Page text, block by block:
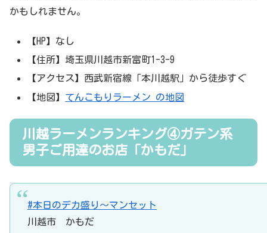
かもしれません。
【HP】なし
【住所】埼玉県川越市新富町1-3-9
【アクセス】西武新宿線「本川越駅」から徒歩すぐ
【地図】 てんこもりラーメン の地図
川越ラーメンランキング④ガテン系
男子ご用達のお店「かもだ」
#本日のデカ盛り〜マンセット
川越市 かもだ